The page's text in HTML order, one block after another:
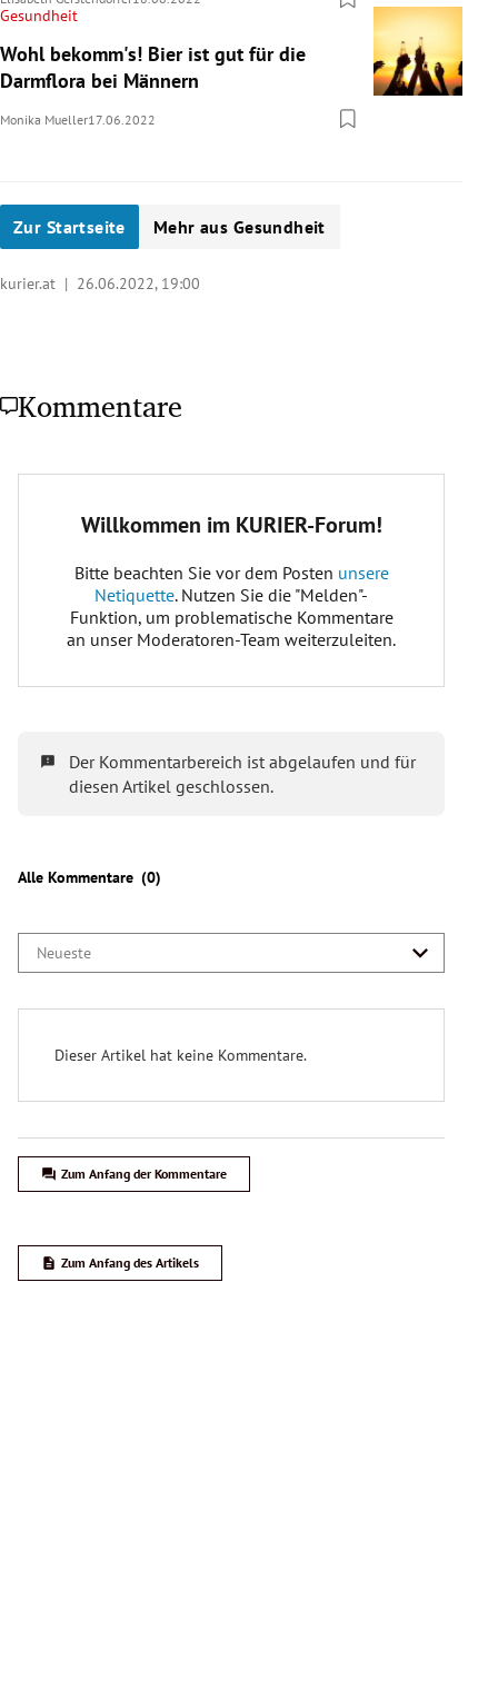
Gesundheit
Wohl bekomm's! Bier ist gut für die
Darmflora bei Männern
Monika Mueller17.06.2022
Zur Startseite Mehr aus Gesundheit
kurier.at | 26.06.2022, 19:00
Kommentare